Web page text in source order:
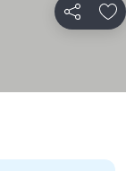
Teilen